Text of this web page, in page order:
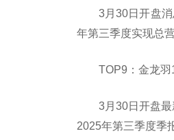
3月30日开盘
年第三季度实现总
TOP9：金龙羽
3月30日开盘
2025年第三季度季